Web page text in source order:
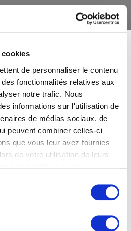
cookies
de personnaliser le contenu
fonctionnalités relatives aux
notre trafic. Nous
informations sur l'utilisation de
de médias sociaux, de
peuvent combiner celles-ci
que vous leur avez fournies
de votre utilisation de leurs